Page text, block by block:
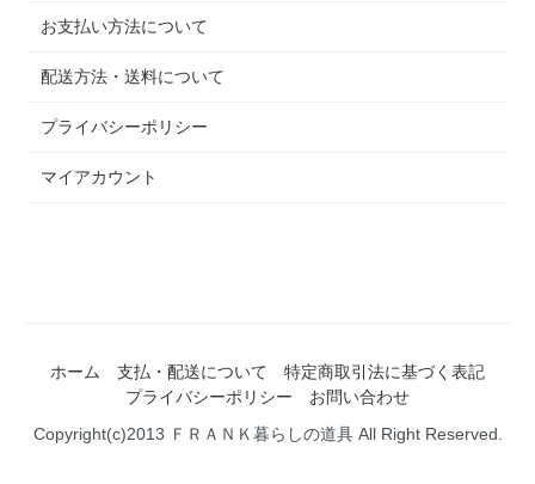
お支払い方法について
配送方法・送料について
プライバシーポリシー
マイアカウント
ホーム 支払・配送について
特定商取引法に基づく表記
プライバシーポリシー
お問い合わせ
Copyright(c)2013 ＦＲＡＮＫ暮らしの道具 All Right Reserved.